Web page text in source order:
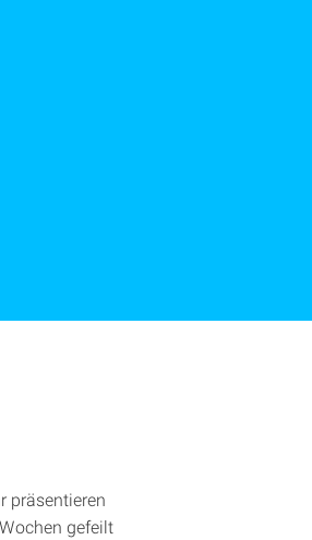
präsentieren
gefeilt